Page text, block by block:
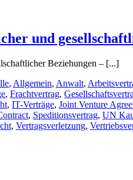
und
Beziehungen – [...]
, Allgemein, Anwalt,
, Frachtvertrag,
, IT-Verträge, Joint Venture
, Speditionsvertrag, UN
, Vertragsverletzung,